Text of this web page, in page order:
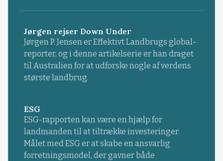
Jørgen rejser Down Under
Jørgen P. Jensen er Effektivt Landbrugs global-
reporter, og i denne artikelserie er han draget
til Australien for at udforske nogle af verdens
største landbrug.
ESG
ESG-rapporten kan være en hjælp for
landmanden til at tiltrække investeringer.
Målet med ESG er at skabe en ansvarlig
forretningsmodel, der gavner både